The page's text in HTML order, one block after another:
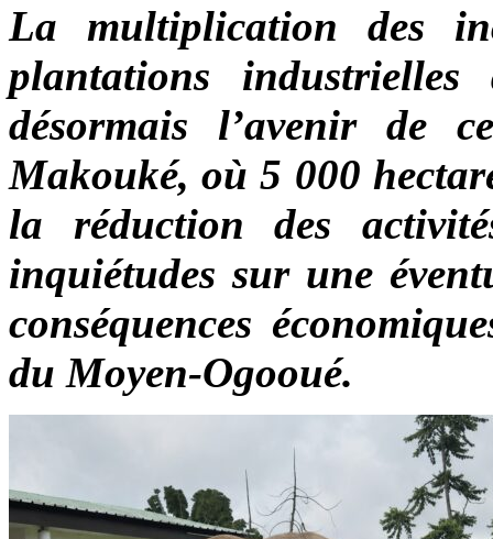
La multiplication des
plantations industrielles
désormais l’avenir de
Makouké, où 5 000
la réduction des
inquiétudes sur une
conséquences
du Moyen-Ogooué.